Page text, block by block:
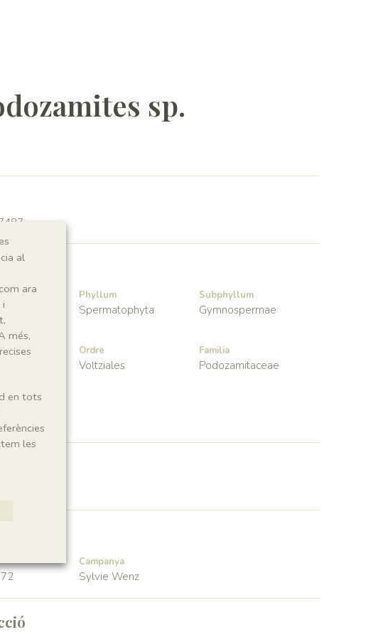
sp.
Phyllum
Spermatophyta
Subphyllum
Gymnospermae
Ordre
Voltziales
Familia
Podozamitaceae
Campanya
Sylvie Wenz
al
ara
i
més,
en tots
les